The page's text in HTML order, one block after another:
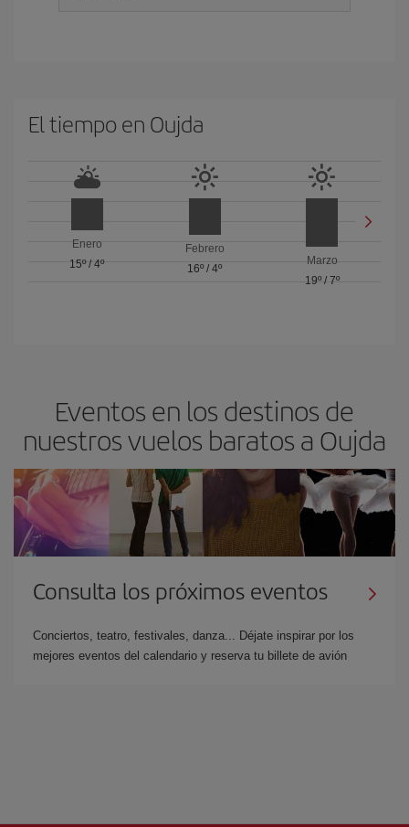
El tiempo en Oujda
Enero
15º/4º
Febrero
16º / 4º
Marzo
19º/ 7º
Eventos en los destinos de
nuestros vuelos baratos a Oujda
Consulta los próximos eventos
Conciertos, teatro, festivales, danza... Déjate inspirar por los
mejores eventos del calendario y reserva tu billete de avión